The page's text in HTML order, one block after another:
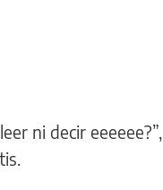
ni decir eeeeee?”,